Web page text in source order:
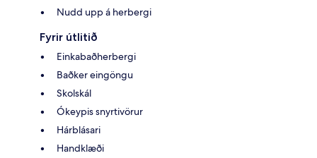
Nudd upp á herbergi
Fyrir útlitið
Einkabaðherbergi
Baðker eingöngu
Skolskál
Ókeypis snyrtivörur
Hárblásari
Handklæði